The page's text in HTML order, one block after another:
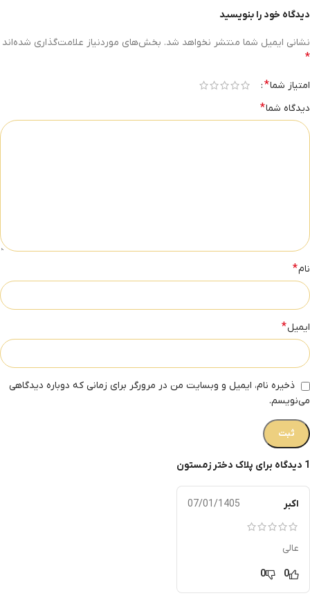
1 دیدگاه برای پلاک دختر زمستون
اکبر 07/01/1405
عالی
0
0
دیدگاه خود را بنویسید
نشانی ایمیل شما منتشر نخواهد شد. بخش‌های موردنیاز علامت‌گذاری شده‌اند
*
امتیاز شما*
دیدگاه شما*
نام*
ایمیل*
ذخیره نام، ایمیل و وبسایت من در مرورگر برای زمانی که دوباره دیدگاهی
می‌نویسم.